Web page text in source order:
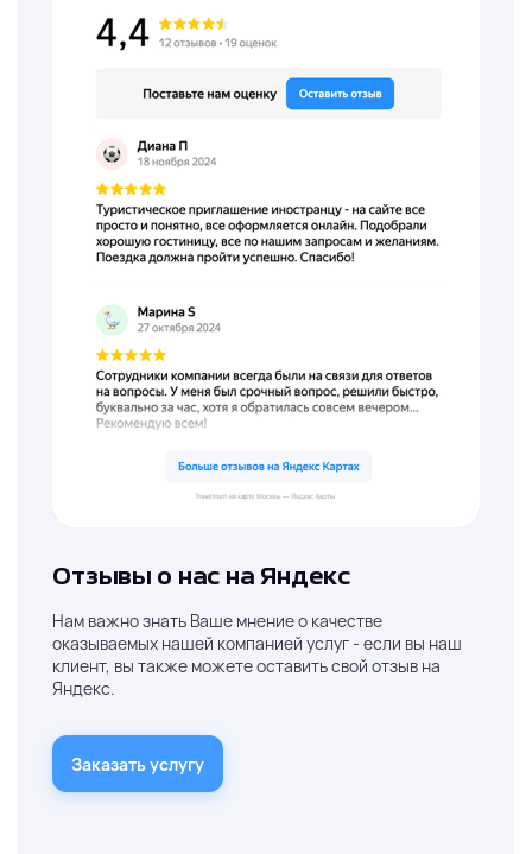
Отзывы о нас на Яндекс
Нам важно знать Ваше мнение о качестве
оказываемых нашей компанией услуг - если вы наш
клиент, вы также можете оставить свой отзыв на
Яндекс.
Заказать услугу